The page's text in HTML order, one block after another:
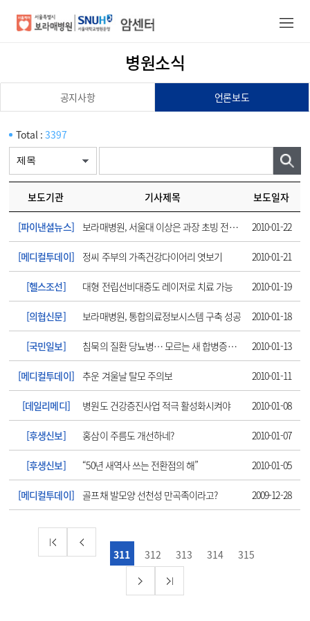
병원소식
공지사항 언론보도
Total : 3397
보도기관 기사제목 보도일자
[파이낸셜뉴스] 보라매병원, 서울대 이상은 과장 초빙 전립선센터 오픈 2010-01-22
[메디컬투데이] 정씨 주부의 가족건강다이어리 엿보기 2010-01-21
[헬스조선] 대형 전립선비대증도 레이저로 치료 가능 2010-01-19
[의협신문] 보라매병원, 통합의료정보시스템 구축 성공 2010-01-18
[국민일보] 침묵의 질환 당뇨병… 모르는 새 합병증까지 2010-01-13
[메디컬투데이] 추운 겨울날 탈모 주의보 2010-01-11
[데일리메디] 병원도 건강증진사업 적극 활성화시켜야 2010-01-08
[후생신보] 홍삼이 주름도 개선하네? 2010-01-07
[후생신보] “50년 새역사 쓰는 전환점의 해” 2010-01-05
[메디컬투데이] 골프채 발모양 선천성 만곡족이라고? 2009-12-28
311 312 313 314 315
건강증진정보
진료안내
진료예약
암센터소개